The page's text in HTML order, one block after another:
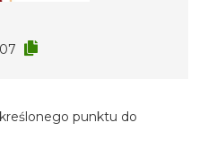
punktu do